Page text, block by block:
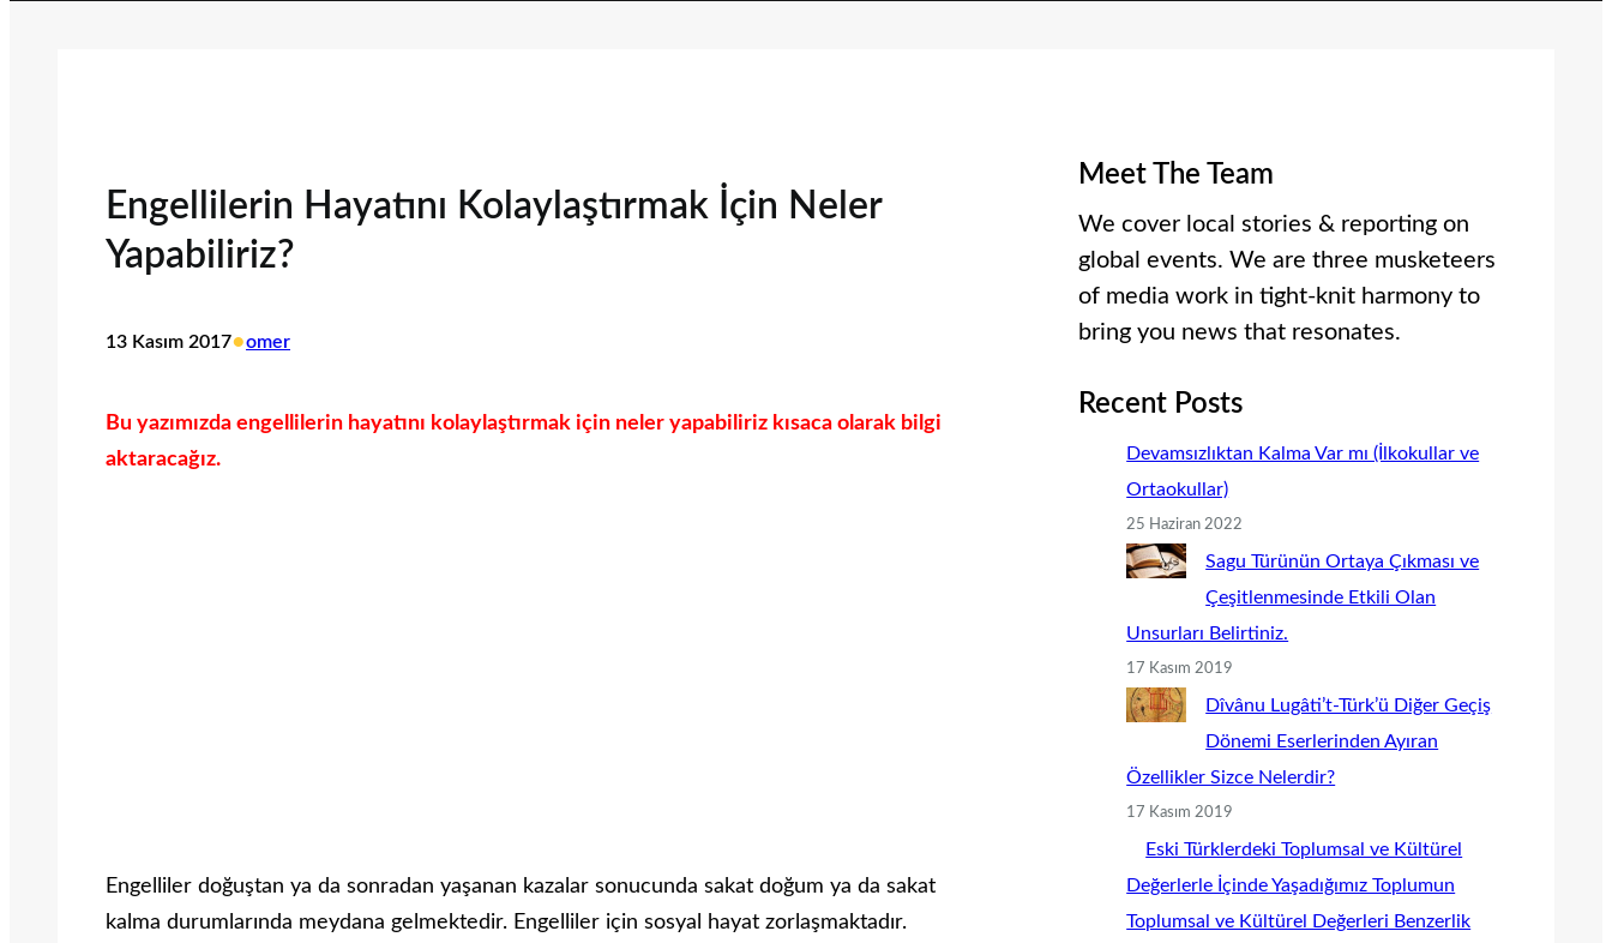
Engellilerin Hayatını Kolaylaştırmak İçin Neler
Yapabiliriz?
13 Kasım 2017•omer
Bu yazımızda engellilerin hayatını kolaylaştırmak için neler yapabiliriz kısaca olarak bilgi
aktaracağız.
Engelliler doğuştan ya da sonradan yaşanan kazalar sonucunda sakat doğum ya da sakat
kalma durumlarında meydana gelmektedir. Engelliler için sosyal hayat zorlaşmaktadır.
Meet The Team
We cover local stories & reporting on
global events. We are three musketeers
of media work in tight-knit harmony to
bring you news that resonates.
Recent Posts
Devamsızlıktan Kalma Var mı (İlkokullar ve
Ortaokullar)
25 Haziran 2022
Sagu Türünün Ortaya Çıkması ve
Çeşitlenmesinde Etkili Olan
Unsurları Belirtiniz.
17 Kasım 2019
Dîvânu Lugâti’t-Türk’ü Diğer Geçiş
Dönemi Eserlerinden Ayıran
Özellikler Sizce Nelerdir?
17 Kasım 2019
Eski Türklerdeki Toplumsal ve Kültürel
Değerlerle İçinde Yaşadığımız Toplumun
Toplumsal ve Kültürel Değerleri Benzerlik